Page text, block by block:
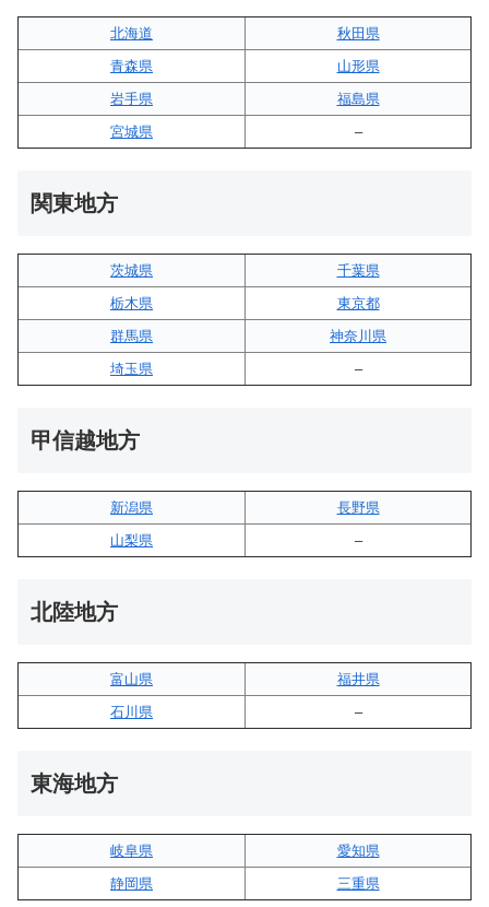
北海道
秋田県
青森県
山形県
岩手県
福島県
宮城県
–
関東地方
茨城県
千葉県
栃木県
東京都
群馬県
神奈川県
埼玉県
–
甲信越地方
新潟県
長野県
山梨県
–
北陸地方
富山県
福井県
石川県
–
東海地方
岐阜県
愛知県
静岡県
三重県